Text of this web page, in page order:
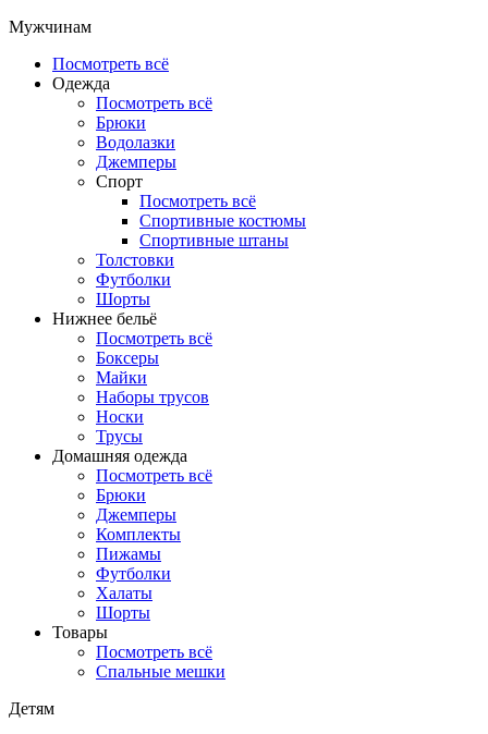
Мужчинам
Посмотреть всё
Одежда
Посмотреть всё
Брюки
Водолазки
Джемперы
Спорт
Посмотреть всё
Спортивные костюмы
Спортивные штаны
Толстовки
Футболки
Шорты
Нижнее бельё
Посмотреть всё
Боксеры
Майки
Наборы трусов
Носки
Трусы
Домашняя одежда
Посмотреть всё
Брюки
Джемперы
Комплекты
Пижамы
Футболки
Халаты
Шорты
Товары
Посмотреть всё
Спальные мешки
Детям